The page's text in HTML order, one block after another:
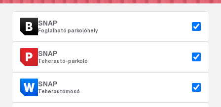
SNAP
Foglalható parkolóhely
SNAP
Teherautó-parkoló
SNAP
Teherautómosó